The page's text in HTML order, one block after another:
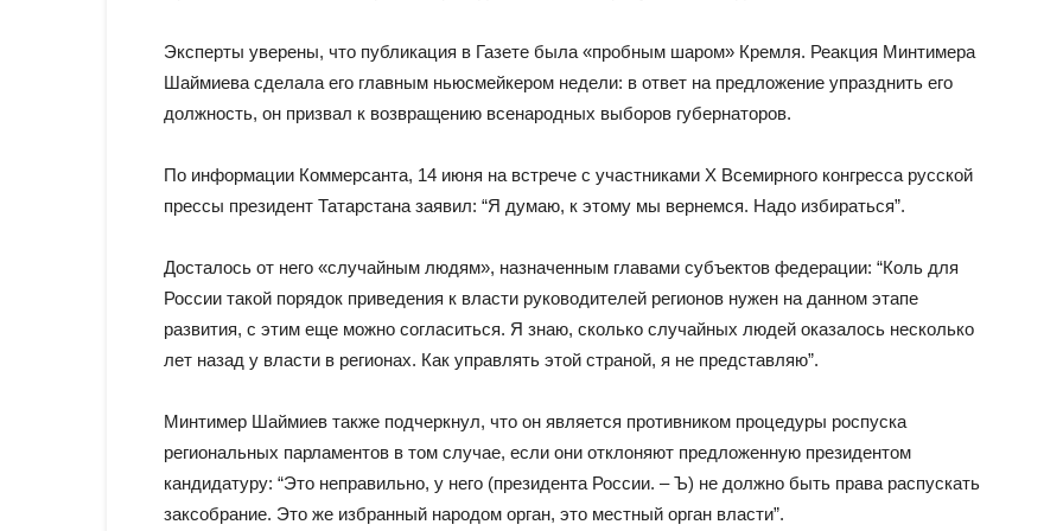
Эксперты уверены, что публикация в Газете была «пробным шаром» Кремля. Реакция Минтимера
Шаймиева сделала его главным ньюсмейкером недели: в ответ на предложение упразднить его
должность, он призвал к возвращению всенародных выборов губернаторов.
По информации Коммерсанта, 14 июня на встрече с участниками X Всемирного конгресса русской
прессы президент Татарстана заявил: “Я думаю, к этому мы вернемся. Надо избираться”.
Досталось от него «случайным людям», назначенным главами субъектов федерации: “Коль для
России такой порядок приведения к власти руководителей регионов нужен на данном этапе
развития, с этим еще можно согласиться. Я знаю, сколько случайных людей оказалось несколько
лет назад у власти в регионах. Как управлять этой страной, я не представляю”.
Минтимер Шаймиев также подчеркнул, что он является противником процедуры роспуска
региональных парламентов в том случае, если они отклоняют предложенную президентом
кандидатуру: “Это неправильно, у него (президента России. – Ъ) не должно быть права распускать
заксобрание. Это же избранный народом орган, это местный орган власти”.